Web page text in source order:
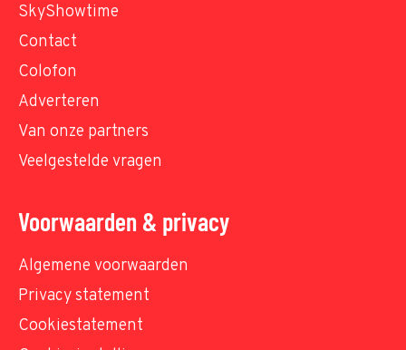
SkyShowtime
Contact
Colofon
Adverteren
Van onze partners
Veelgestelde vragen
Voorwaarden & privacy
Algemene voorwaarden
Privacy statement
Cookiestatement